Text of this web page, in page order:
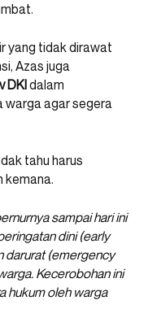
yang tidak dirawat
Azas juga
DKIdalam
warga agar segera
tahu harus
kemana.
sampai hari ini
dini (early
darurat (emergency
Kecerobohan ini
hukum oleh warga